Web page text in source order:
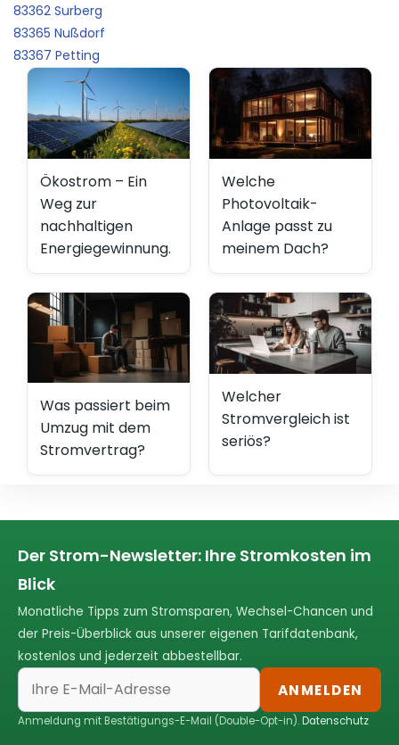
83362 Surberg
83365 Nußdorf
83367 Petting
Ökostrom – Ein
Weg zur
nachhaltigen
Energiegewinnung.
Welche
Photovoltaik-
Anlage passt zu
meinem Dach?
Was passiert beim
Umzug mit dem
Stromvertrag?
Welcher
Stromvergleich ist
seriös?
Der Strom-Newsletter: Ihre Stromkosten im
Blick
Monatliche Tipps zum Stromsparen, Wechsel-Chancen und
der Preis-Überblick aus unserer eigenen Tarifdatenbank,
kostenlos und jederzeit abbestellbar.
ANMELDEN
Anmeldung mit Bestätigungs-E-Mail (Double-Opt-in).Datenschutz